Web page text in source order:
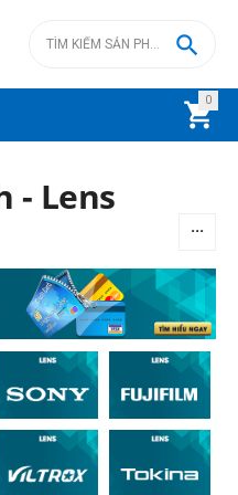
0


- Lens